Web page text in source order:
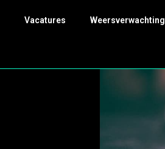
Vacatures Weersverwachting